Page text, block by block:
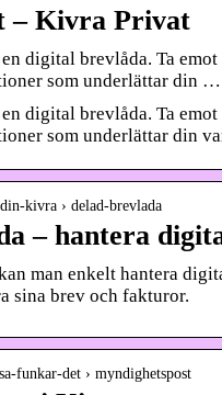
– Kivra Privat
digital brevlåda. Ta
som underlättar din …
digital brevlåda. Ta
som underlättar din
kivra › delad-brevlada
– hantera
man enkelt hantera
sina brev och fakturor.
funkar-det › myndighetspost